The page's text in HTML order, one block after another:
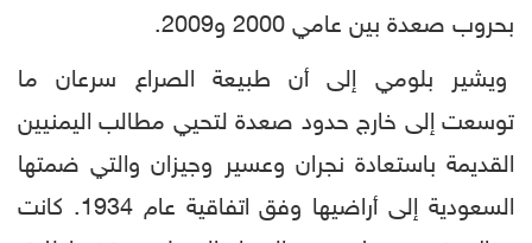
بحروب صعدة بين عامي 2000 و2009.
ويشير بلومي إلى أن طبيعة الصراع سرعان ما
توسعت إلى خارج حدود صعدة لتحيي مطالب اليمنيين
القديمة باستعادة نجران وعسير وجيزان والتي ضمتها
السعودية إلى أراضيها وفق اتفاقية عام 1934. كانت